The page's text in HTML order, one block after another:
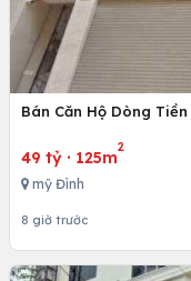
Bán Căn Hộ Dòng
49 tỷ · 125m
2
mỹ Đình
8 giờ trước